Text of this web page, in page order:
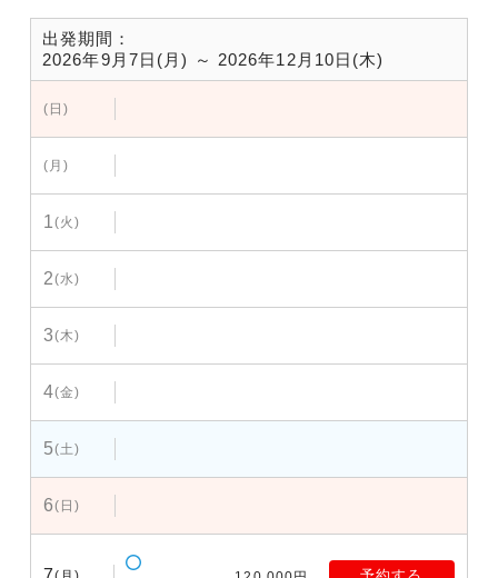
出発期間：
2026年9月7日(月) ～ 2026年12月10日(木)
(日)
(月)
1(火)
2(水)
3(木)
4(金)
5(土)
6(日)